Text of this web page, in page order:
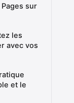
sur
les
avec vos
et le